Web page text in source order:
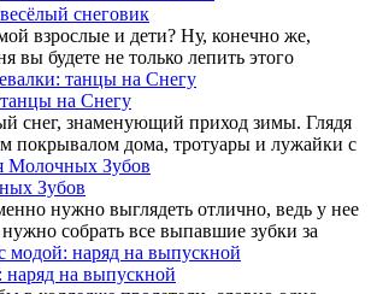
снеговик
взрослые и дети? Ну, конечно же,
вы будете не только лепить этого
на Снегу
снег, знаменующий приход зимы. Глядя
покрывалом дома, тротуары и лужайки с
Зубов
нужно выглядеть отлично, ведь у нее
собрать все выпавшие зубки за
на выпускной